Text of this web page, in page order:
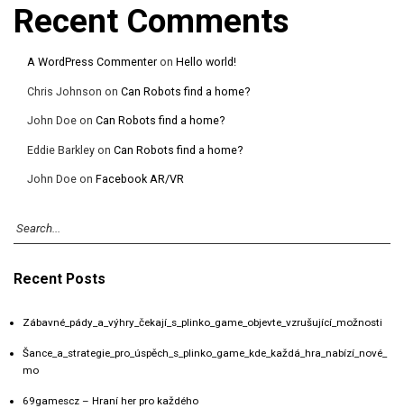
Recent Comments
A WordPress Commenter on Hello world!
Chris Johnson on Can Robots find a home?
John Doe on Can Robots find a home?
Eddie Barkley on Can Robots find a home?
John Doe on Facebook AR/VR
Recent Posts
Zábavné_pády_a_výhry_čekají_s_plinko_game_objevte_vzrušující_možnosti
Šance_a_strategie_pro_úspěch_s_plinko_game_kde_každá_hra_nabízí_nové_
mo
69gamescz – Hraní her pro každého